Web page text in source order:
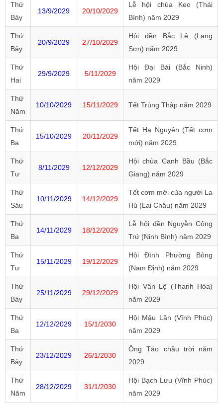
Thứ
Bảy
13/9/2029 20/10/2029
Lễ hội chùa Keo (Thái
Bình) năm 2029
Thứ
Bảy
20/9/2029 27/10/2029
Hội đền Bắc Lệ (Lạng
Sơn) năm 2029
Thứ
Hai
29/9/2029 5/11/2029
Hội Đại Bái (Bắc Ninh)
năm 2029
Thứ
Năm
10/10/2029 15/11/2029 Tết Trùng Thập năm 2029
Thứ
Ba
15/10/2029 20/11/2029
Tết Hạ Nguyên (Tết cơm
mới) năm 2029
Thứ
Tư
8/11/2029 12/12/2029
Hội chùa Canh Bầu (Bắc
Giang) năm 2029
Thứ
Sáu
10/11/2029 14/12/2029
Tết cơm mới của người La
Hủ (Lai Châu) năm 2029
Thứ
Ba
14/11/2029 18/12/2029
Lễ hội đền Nguyễn Công
Trứ (Ninh Bình) năm 2029
Thứ
Tư
15/11/2029 19/12/2029
Hội Đình Phường Bông
(Nam Định) năm 2029
Thứ
Bảy
25/11/2029 29/12/2029
Hội Vân Lệ (Thanh Hóa)
năm 2029
Thứ
Ba
12/12/2029 15/1/2030
Hội Mậu Lân (Vĩnh Phúc)
năm 2029
Thứ
Bảy
23/12/2029 26/1/2030
Ông Táo chầu trời năm
2029
Thứ
Năm
28/12/2029 31/1/2030
Hội Bạch Lưu (Vĩnh Phúc)
năm 2029